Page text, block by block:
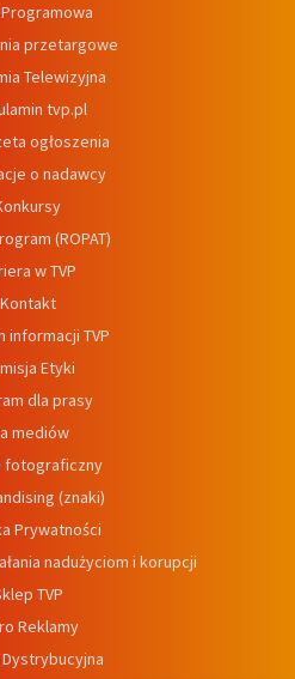
przetargowe
Telewizyjna
tvp.pl
ogłoszenia
o nadawcy
(ROPAT)
w TVP
Kontakt
informacji TVP
Etyki
dla prasy
mediów
fotograficzny
(znaki)
Prywatności
nadużyciom i korupcji
TVP
Reklamy